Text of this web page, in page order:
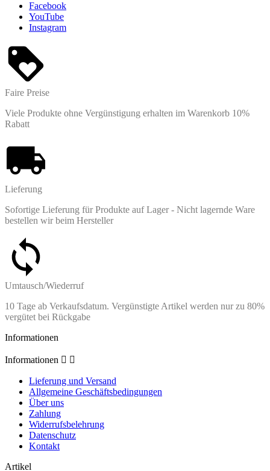
Facebook
YouTube
Instagram
Faire Preise
Viele Produkte ohne Vergünstigung erhalten im Warenkorb 10%
Rabatt
Lieferung
Sofortige Lieferung für Produkte auf Lager - Nicht lagernde Ware
bestellen wir beim Hersteller
Umtausch/Wiederruf
10 Tage ab Verkaufsdatum. Vergünstigte Artikel werden nur zu 80%
vergütet bei Rückgabe
Informationen
Informationen  
Lieferung und Versand
Allgemeine Geschäftsbedingungen
Über uns
Zahlung
Widerrufsbelehrung
Datenschutz
Kontakt
Artikel